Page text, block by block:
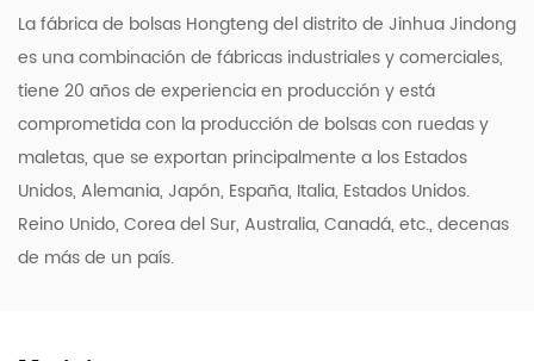
capacidad del equipaje cuando sea
necesario. Esto es particularmente útil para
quienes pueden estar de compras durante
sus viajes o necesitan espacio adicional
para sus pertenencias.
Diseño y Estética:
- Las maletas suelen presentar un diseño
elegante y moderno, con una variedad de
La fábrica de bolsas Hongteng del distrito de Jinhua Jindong
es una combinación de fábricas industriales y comerciales,
tiene 20 años de experiencia en producción y está
comprometida con la producción de bolsas con ruedas y
maletas, que se exportan principalmente a los Estados
Unidos, Alemania, Japón, España, Italia, Estados Unidos.
Reino Unido, Corea del Sur, Australia, Canadá, etc., decenas
de más de un país.